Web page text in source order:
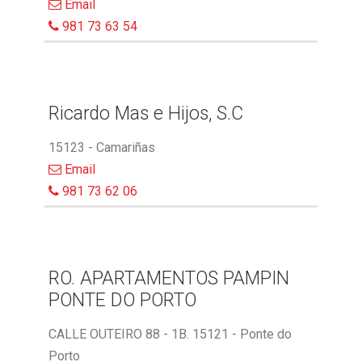
Email
981 73 63 54
Ricardo Mas e Hijos, S.C
15123 - Camariñas
Email
981 73 62 06
RO. APARTAMENTOS PAMPIN
PONTE DO PORTO
CALLE OUTEIRO 88 - 1B. 15121 - Ponte do
Porto